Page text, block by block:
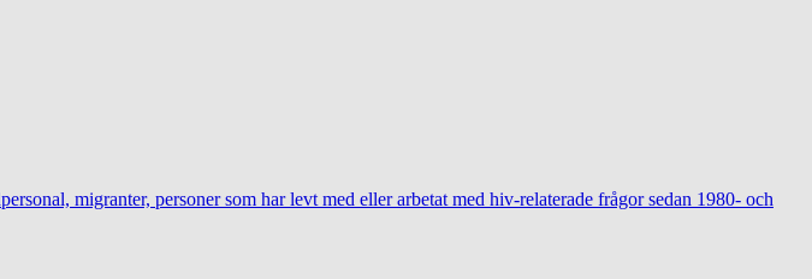
migranter, personer som har levt med eller arbetat med hiv-relaterade frågor sedan 1980- och